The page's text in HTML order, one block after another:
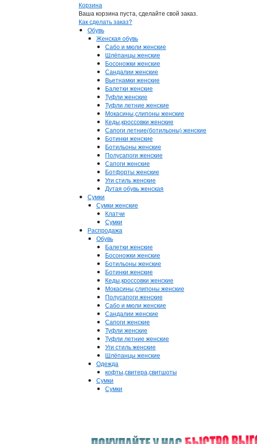
Корзина
Ваша корзина пуста, сделайте свой заказ.
Как сделать заказ?
Обувь
Женская обувь
Сабо и мюли женские
Шлёпанцы женские
Босоножки женские
Сандалии женские
Вьетнамки женские
Балетки женские
Туфли женские
Туфли летние женские
Мокасины,слипоны женские
Кеды,кроссовки женские
Сапоги летние(ботильоны) женские
Ботинки женские
Ботильоны женские
Полусапоги женские
Сапоги женские
Ботфорты женские
Уги стиль женские
Дутая обувь женская
Сумки
Сумки женские
Клатчи
Сумки
Распродажа
Обувь
Балетки женские
Босоножки женские
Ботильоны женские
Ботинки женские
Кеды,кроссовки женские
Мокасины,слипоны женские
Полусапоги женские
Сабо и мюли женские
Сандалии женские
Сапоги женские
Туфли женские
Туфли летние женские
Уги стиль женские
Шлёпанцы женские
Одежда
кофты,свитера,свитшоты
Сумки
Сумки